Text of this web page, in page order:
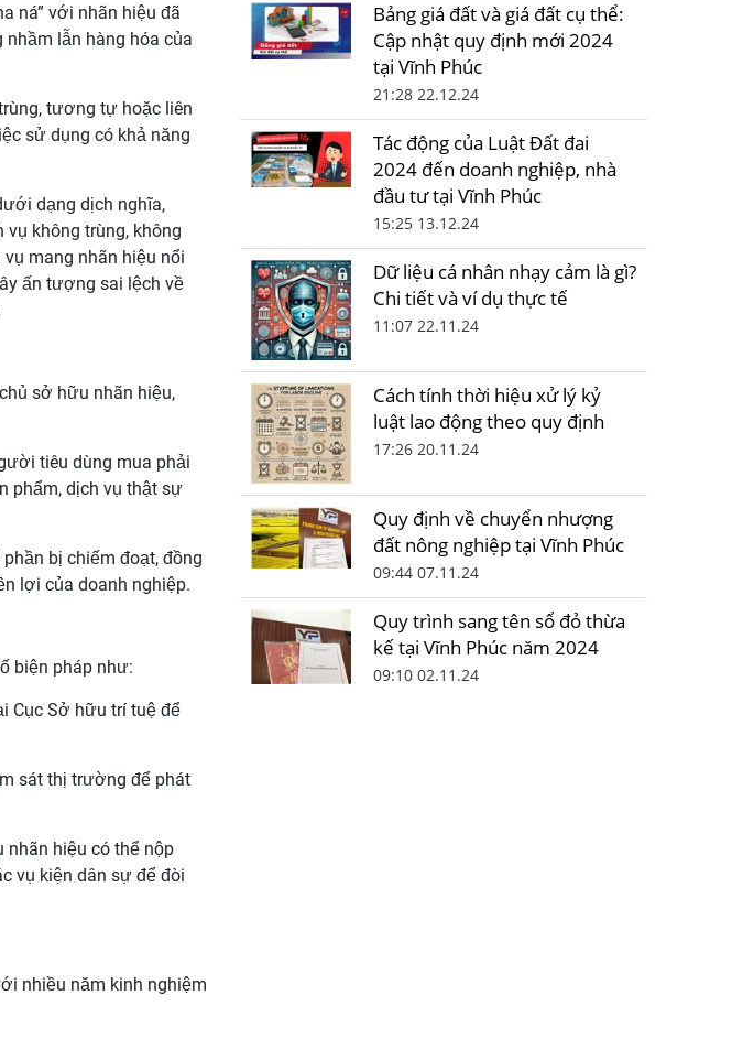
ná” với nhãn hiệu đã
lẫn hàng hóa của
tương tự hoặc liên
sử dụng có khả năng
dạng dịch nghĩa,
vụ không trùng, không
mang nhãn hiệu nổi
ấn tượng sai lệch về
sở hữu nhãn hiệu,
tiêu dùng mua phải
phẩm, dịch vụ thật sự
bị chiếm đoạt, đồng
lợi của doanh nghiệp.
biện pháp như:
Cục Sở hữu trí tuệ để
sát thị trường để phát
nhãn hiệu có thể nộp
vụ kiện dân sự để đòi
nhiều năm kinh nghiệm
Bảng giá đất và giá đất cụ thể:
Cập nhật quy định mới 2024
tại Vĩnh Phúc
21:28 22.12.24
Tác động của Luật Đất đai
2024 đến doanh nghiệp, nhà
đầu tư tại Vĩnh Phúc
15:25 13.12.24
Dữ liệu cá nhân nhạy cảm là gì?
Chi tiết và ví dụ thực tế
11:07 22.11.24
Cách tính thời hiệu xử lý kỷ
luật lao động theo quy định
17:26 20.11.24
Quy định về chuyển nhượng
đất nông nghiệp tại Vĩnh Phúc
09:44 07.11.24
Quy trình sang tên sổ đỏ thừa
kế tại Vĩnh Phúc năm 2024
09:10 02.11.24